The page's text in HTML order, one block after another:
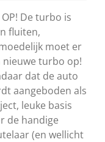
OP! De turbo is
fluiten,
moet er
nieuwe turbo op!
dat de auto
aangeboden als
leuke basis
de handige
(en wellicht